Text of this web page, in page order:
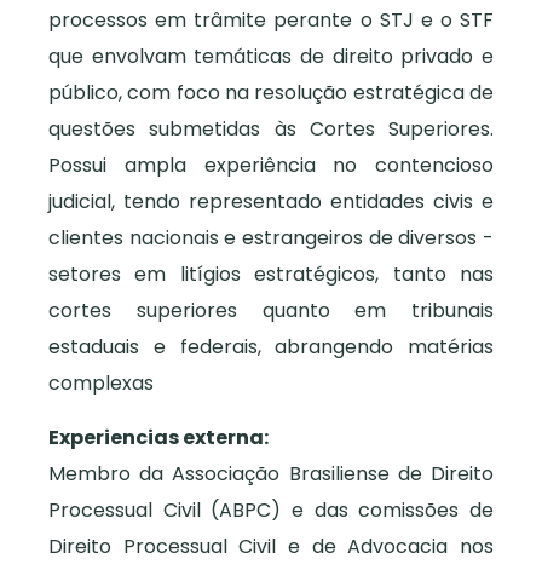
processos em trâmite perante o STJ e o STF
que envolvam temáticas de direito privado e
público, com foco na resolução estratégica de
questões submetidas às Cortes Superiores.
Possui ampla experiência no contencioso
judicial, tendo representado entidades civis e
clientes nacionais e estrangeiros de diversos -
setores em litígios estratégicos, tanto nas
cortes superiores quanto em tribunais
estaduais e federais, abrangendo matérias
complexas
Experiencias externa:
Membro da Associação Brasiliense de Direito
Processual Civil (ABPC) e das comissões de
Direito Processual Civil e de Advocacia nos